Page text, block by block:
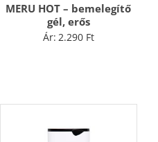
MERU HOT – bemelegítő
gél, erős
Ár: 2.290 Ft